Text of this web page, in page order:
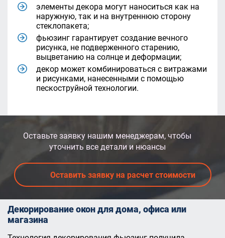
элементы декора могут наноситься как на
наружную, так и на внутреннюю сторону
стеклопакета;
фьюзинг гарантирует создание вечного
рисунка, не подверженного старению,
выцветанию на солнце и деформации;
декор может комбинироваться с витражами
и рисунками, нанесенными с помощью
пескоструйной технологии.
Оставьте заявку нашим менеджерам, чтобы
уточнить все детали и нюансы
Оставить заявку на расчет стоимости
Декорирование окон для дома, офиса или
магазина